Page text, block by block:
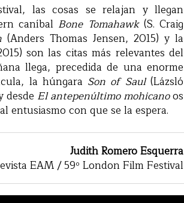
las cosas se relajan y llegan
caníbal Bone Tomahawk(S. Craig
(Anders Thomas Jensen, 2015) y la
son las citas más relevantes del
llega, precedida de una enorme
la húngara Son of Saul(Lázsló
desde El antepenúltimo mohicanoos
entusiasmo con que se la espera.
Judith Romero Esquerra
EAM / 59º London Film Festival